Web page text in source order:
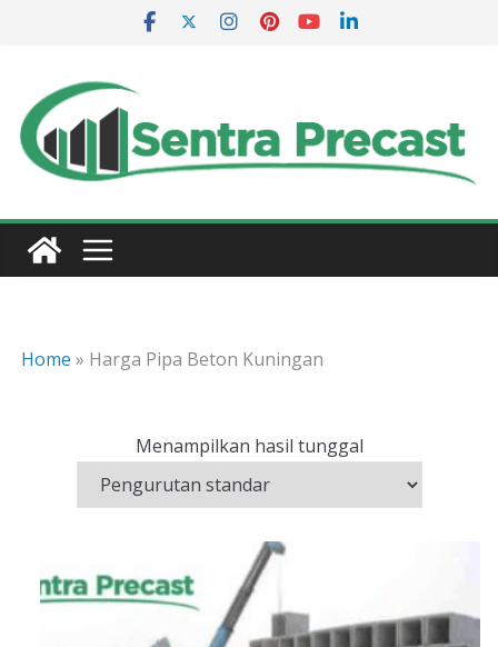
Home » Harga Pipa Beton Kuningan
Menampilkan hasil tunggal